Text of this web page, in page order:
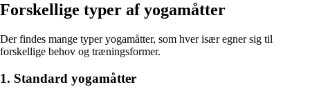
Forskellige typer af yogamåtter
Der findes mange typer yogamåtter, som hver især egner sig til
forskellige behov og træningsformer.
1. Standard yogamåtter